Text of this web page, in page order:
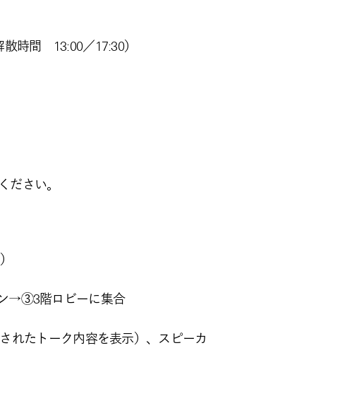
時間 13:00／17:30）
ださい。
→③3階ロビーに集合
れたトーク内容を表示）、スピーカ